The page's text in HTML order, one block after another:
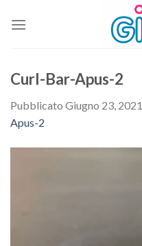
Curl-Bar-Apus-2
Pubblicato Giugno 23, 2021
Apus-2